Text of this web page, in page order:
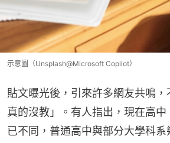
示意圖（Unsplash@Microsoft Copilot）
貼文曝光後，引來許多網友共鳴
真的沒教」。有人指出，現在高
已不同，普通高中與部分大學科